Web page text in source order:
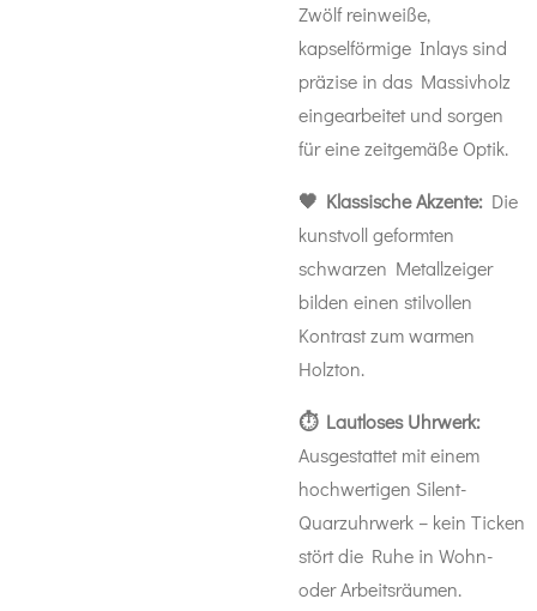
Zwölf reinweiße,
kapselförmige Inlays sind
präzise in das Massivholz
eingearbeitet und sorgen
für eine zeitgemäße Optik.
🖤 Klassische Akzente: Die
kunstvoll geformten
schwarzen Metallzeiger
bilden einen stilvollen
Kontrast zum warmen
Holzton.
⏱️ Lautloses Uhrwerk:
Ausgestattet mit einem
hochwertigen Silent-
Quarzuhrwerk – kein Ticken
stört die Ruhe in Wohn-
oder Arbeitsräumen.